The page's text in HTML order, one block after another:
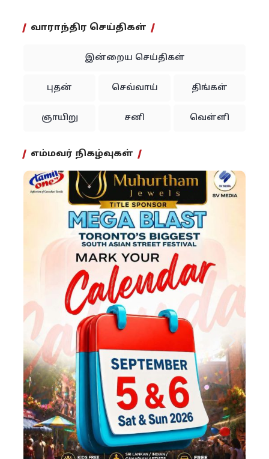
வாராந்திர செய்திகள்
இன்றைய செய்திகள்
புதன் செவ்வாய் திங்கள்
ஞாயிறு சனி வெள்ளி
எம்மவர் நிகழ்வுகள்